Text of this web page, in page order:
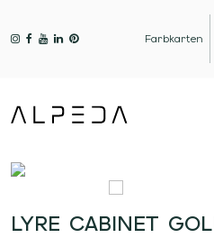
Farbkarten
LYRE CABINET